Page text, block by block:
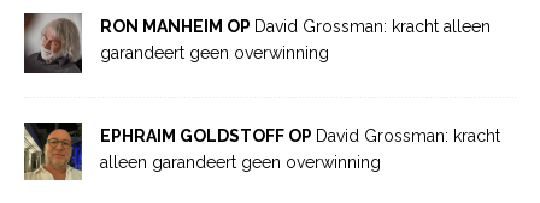
RON MANHEIM OP David Grossman: kracht alleen
garandeert geen overwinning
EPHRAIM GOLDSTOFF OP David Grossman: kracht
alleen garandeert geen overwinning